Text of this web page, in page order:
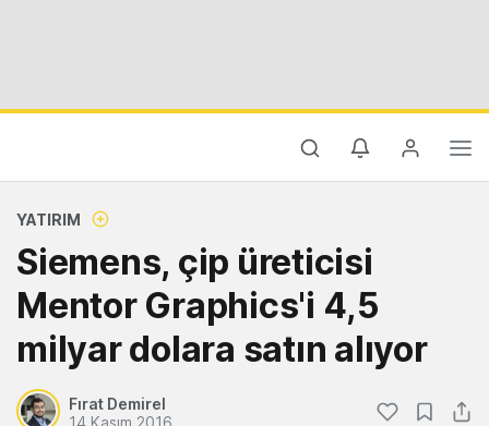
YATIRIM
Siemens, çip üreticisi
Mentor Graphics'i 4,5
milyar dolara satın alıyor
Fırat Demirel
14 Kasım 2016